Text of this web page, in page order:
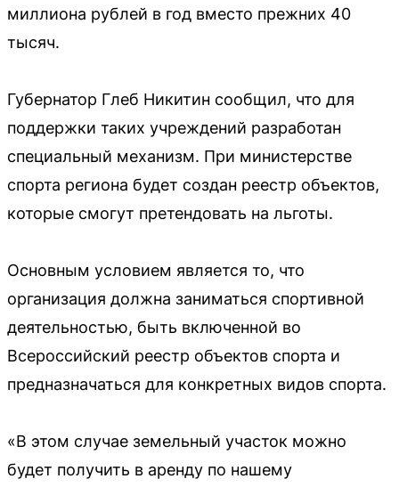
миллиона рублей в год вместо прежних 40
тысяч.
Губернатор Глеб Никитин сообщил, что для
поддержки таких учреждений разработан
специальный механизм. При министерстве
спорта региона будет создан реестр объектов,
которые смогут претендовать на льготы.
Основным условием является то, что
организация должна заниматься спортивной
деятельностью, быть включенной во
Всероссийский реестр объектов спорта и
предназначаться для конкретных видов спорта.
«В этом случае земельный участок можно
будет получить в аренду по нашему